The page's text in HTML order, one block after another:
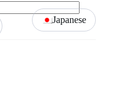
Japanese